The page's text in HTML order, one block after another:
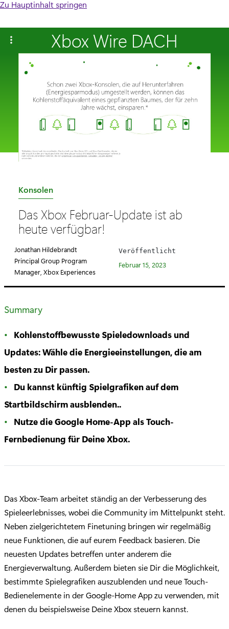
Zu Hauptinhalt springen
Xbox Wire DACH
K
t
e
o
r
i
:
Konsolen
Das Xbox Februar-Update ist ab
heute verfügbar!
Jonathan Hildebrandt
Principal Group Program
Manager, Xbox Experiences
Veröffentlicht
Februar 15, 2023
Summary
Kohlenstoffbewusste Spieledownloads und
Updates: Wähle die Energieeinstellungen, die am
besten zu Dir passen.
Du kannst künftig Spielgrafiken auf dem
Startbildschirm ausblenden..
Nutze die Google Home-App als Touch-
Fernbedienung für Deine Xbox.
Das Xbox-Team arbeitet ständig an der Verbesserung des
Spieleerlebnisses, wobei die Community im Mittelpunkt steht.
Neben zielgerichtetem Finetuning bringen wir regelmäßig
neue Funktionen, die auf eurem Feedback basieren. Die
neuesten Updates betreffen unter anderem die
Energieverwaltung. Außerdem bieten sie Dir die Möglichkeit,
bestimmte Spielegrafiken auszublenden und neue Touch-
Bedienelemente in der Google-Home App zu verwenden, mit
denen du beispielsweise Deine Xbox steuern kannst.